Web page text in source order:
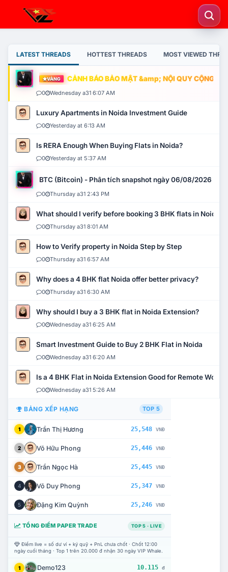
LATEST THREADS HOTTEST THREADS MOST VIEWED
VÀNG CẢNH BÁO BẢO MẬT &amp; NỘI QUY CỘNG
0 Wednesday a31 6:07 AM
Luxury Apartments in Noida Investment Guide
0 Yesterday at 6:13 AM
Is RERA Enough When Buying Flats in Noida?
0 Yesterday at 5:37 AM
BTC (Bitcoin) - Phân tích snapshot ngày 06/08/2026
0 Thursday a31 2:43 PM
What should I verify before booking 3 BHK flats in Noida?
0 Thursday a31 8:01 AM
How to Verify property in Noida Step by Step
0 Thursday a31 6:57 AM
Why does a 4 BHK flat Noida offer better privacy?
0 Thursday a31 6:30 AM
Why should I buy a 3 BHK flat in Noida Extension?
0 Wednesday a31 6:25 AM
Smart Investment Guide to Buy 2 BHK Flat in Noida
0 Wednesday a31 6:20 AM
Is a 4 BHK Flat in Noida Extension Good for Remote Work?
0 Wednesday a31 5:26 AM
BẢNG XẾP HẠNG TOP 5
1 Trần Thị Hương 25,548 VNĐ
2 Võ Hữu Phong 25,446 VNĐ
3 Trần Ngọc Hà 25,445 VNĐ
4 Võ Duy Phong 25,347 VNĐ
5 Đặng Kim Quỳnh 25,246 VNĐ
TỔNG ĐIỂM PAPER TRADE TOP 5 · LIVE
Điểm live = số dư ví + ký quỹ + PnL chưa chốt · Chốt 12:00
ngày cuối tháng · Top 1 trên 20.000 đ nhận 30 ngày VIP Whale.
1 Demo123 10.115 đ